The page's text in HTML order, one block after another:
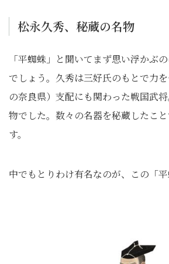
松永久秀、秘蔵の名物
「平蜘蛛」と聞いてまず思い浮かぶ
でしょう。久秀は三好氏のもとで力
の奈良県）支配にも関わった戦国武
物でした。数々の名器を秘蔵したこ
す。
中でもとりわけ有名なのが、この「平